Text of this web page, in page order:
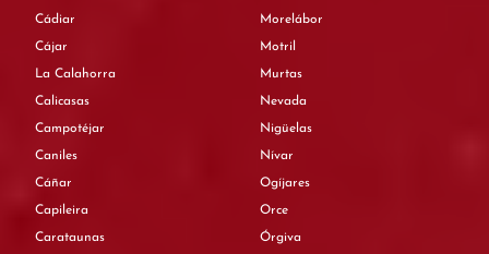
Cádiar
Cájar
La Calahorra
Calicasas
Campotéjar
Caniles
Cáñar
Capileira
Carataunas
Morelábor
Motril
Murtas
Nevada
Nigüelas
Nívar
Ogíjares
Orce
Órgiva